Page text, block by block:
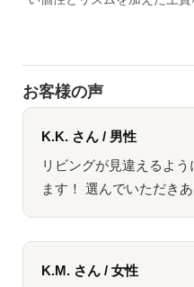
お客様の声
K.K. さん / 男性
リビングが見違えるよ
ます！ 選んでいただき
K.M. さん / 女性